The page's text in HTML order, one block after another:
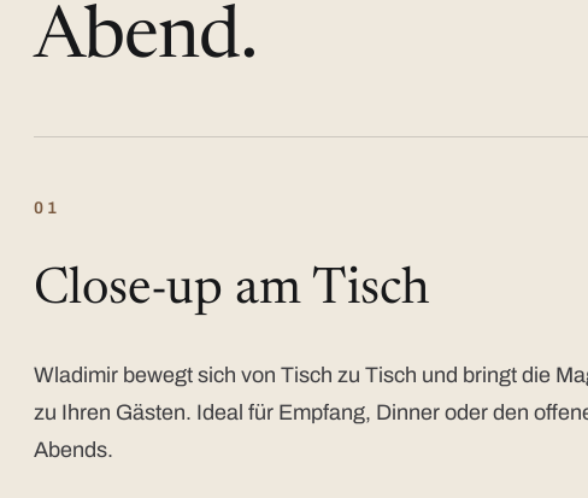
Abend.
01
Close-up am Tisch
Wladimir bewegt sich von Tisch zu Tisch und bringt die
zu Ihren Gästen. Ideal für Empfang, Dinner oder den
Abends.